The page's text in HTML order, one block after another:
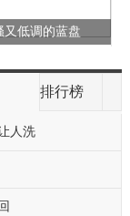
又低调的蓝盘
排行榜
人洗